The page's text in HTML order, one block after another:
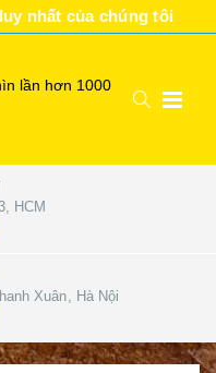
nhất của chúng tôi
lần hơn 1000
HCM
Xuân, Hà Nội